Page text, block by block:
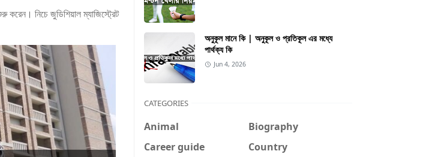
করেন। নিচে জুডিশিয়াল ম্যাজিস্ট্রেট
অনুকূল মানে কি | অনুকূল ও প্রতিকূল এর মধ্যে
পার্থক্য কি
Jun 4, 2026
CATEGORIES
Animal
Biography
Career guide
Country